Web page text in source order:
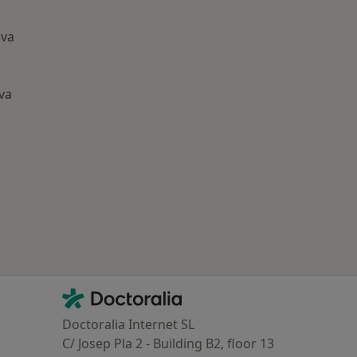
Contacto
Doctoralia - Página de inicio
Doctoralia Internet SL
C/ Josep Pla 2 - Building B2, floor 13